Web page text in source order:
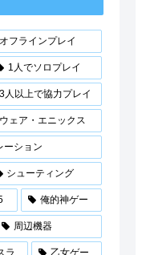
フラインプレイ
1人でソロプレイ
3人以上で協力プレイ
ェア・エニックス
ーション
シューティング
俺的神ゲー
周辺機器
ラ 乙女ゲー